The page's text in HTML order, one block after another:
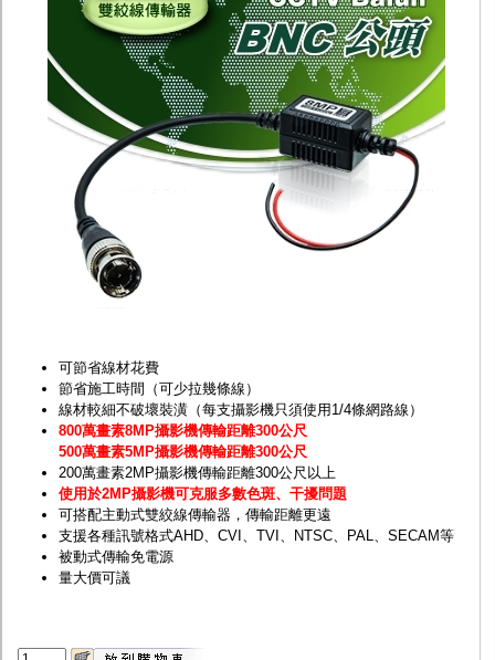
多路攝影機單軸傳輸
監聽器.麥克風
網路設備
視訊轉換設備
雙絞線傳輸器
雜訊改善器
分配放大器
網路線用水晶頭
網路線
懶人線.同軸線.花線
線頭.插座.延長線.HDMI線
集線盒.防水盒.配線盒
變壓器.避雷器
客訂商品
可節省線材花費
節省施工時間（可少拉幾條線）
線材較細不破壞裝潢（每支攝影機只須使用1/4條網路線）
800萬畫素8MP攝影機傳輸距離300公尺
500萬畫素5MP攝影機傳輸距離300公尺
200萬畫素2MP攝影機傳輸距離300公尺以上
使用於2MP攝影機可克服多數色斑、干擾問題
可搭配主動式雙絞線傳輸器，傳輸距離更遠
支援各種訊號格式AHD、CVI、TVI、NTSC、PAL、SECAM等
被動式傳輸免電源
量大價可議